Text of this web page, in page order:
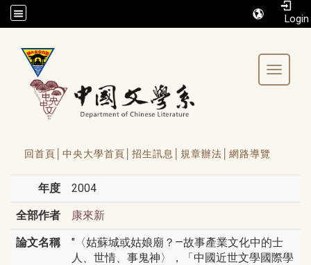
/accesskey"" title="Toolbar">:::
Toggle
回首頁│ 中央大學首頁│ 招生訊息│ 規章辦法│ 網路導覽
年度 2004
全部作者 康來新
論文名稱
"〈姑蘇城或姑娘廟？—故事產業文化中的士
人、世情、事鬼神〉，「中國近世文學國際學